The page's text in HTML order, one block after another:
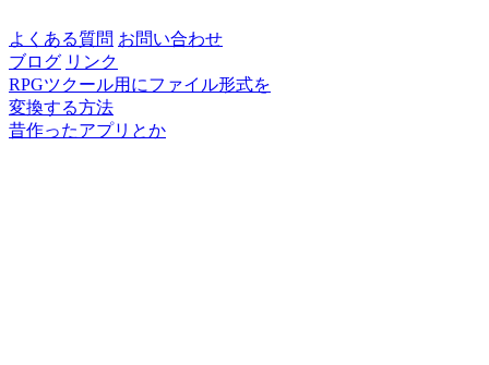
よくある質問 お問い合わせ
ブログ リンク
RPGツクール用にファイル形式を
変換する方法
昔作ったアプリとか